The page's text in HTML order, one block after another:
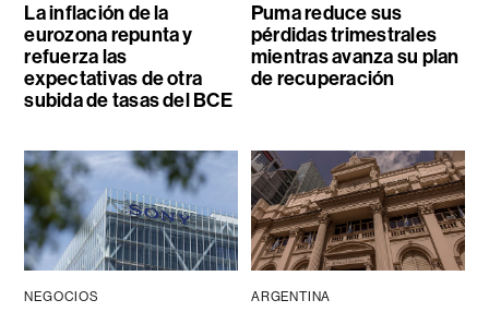
La inflación de la
eurozona repunta y
refuerza las
expectativas de otra
subida de tasas del BCE
Puma reduce sus
pérdidas trimestrales
mientras avanza su plan
de recuperación
NEGOCIOS ARGENTINA